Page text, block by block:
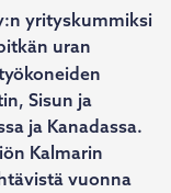
yrityskummiksi
uran
Sisun ja
ja Kanadassa.
Kalmarin
vuonna